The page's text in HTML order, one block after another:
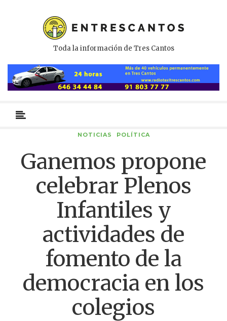
Toda la información de Tres Cantos
primario
NOTICIAS POLÍTICA
Ganemos propone
celebrar Plenos
Infantiles y
actividades de
fomento de la
democracia en los
colegios